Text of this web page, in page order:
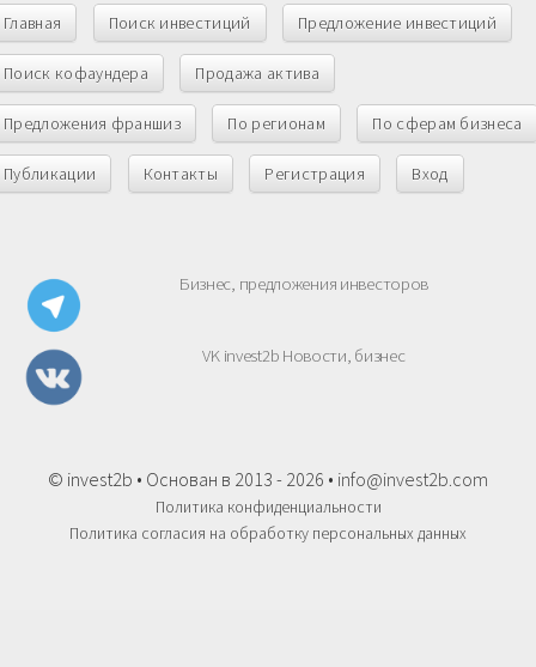
Главная Поиск инвестиций Предложение инвестиций
Поиск кофаундера Продажа актива
Предложения франшиз По регионам По сферам бизнеса
Публикации Контакты Регистрация Вход
Бизнес, предложения инвесторов
VK invest2b Новости, бизнес
© invest2b • Основан в 2013 - 2026 • info@invest2b.com
Политика конфиденциальности
Политика согласия на обработку персональных данных